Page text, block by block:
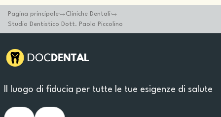
Pagina principale
Cliniche Dentali
Studio Dentistico Dott. Paolo Piccolino
Il luogo di fiducia per tutte le tue esigenze di salute